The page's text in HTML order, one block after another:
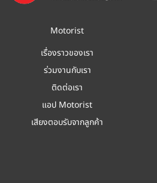
Motorist
เรื่องราวของเรา
ร่วมงานกับเรา
ติดต่อเรา
แอป Motorist
เสียงตอบรับจากลูกค้า